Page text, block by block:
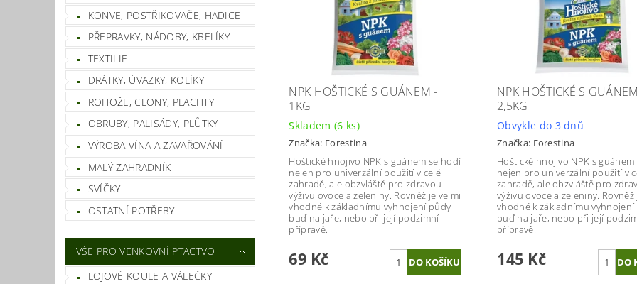
KONVE, POSTŘIKOVAČE, HADICE
PŘEPRAVKY, NÁDOBY, KBELÍKY
TEXTILIE
DRÁTKY, ÚVAZKY, KOLÍKY
ROHOŽE, CLONY, PLACHTY
OBRUBY, PALISÁDY, PLŮTKY
VÝROBA VÍNA A ZAVAŘOVÁNÍ
MALÝ ZAHRADNÍK
SVÍČKY
OSTATNÍ POTŘEBY
VŠE PRO VENKOVNÍ PTACTVO
LOJOVÉ KOULE A VÁLEČKY
NPK HOŠTICKÉ S GUÁNEM -
1KG
Skladem (6 ks)
Značka: Forestina
Hoštické hnojivo NPK s guánem se hodí
nejen pro univerzální použití v celé
zahradě, ale obzvláště pro zdravou
výživu ovoce a zeleniny. Rovněž je velmi
vhodné k základnímu vyhnojení půdy
buď na jaře, nebo při její podzimní
přípravě.
69 Kč
NPK HOŠTICKÉ S
2,5KG
Obvykle do 3 dnů
Značka: Forestina
Hoštické hnojivo NPK s
nejen pro univerzální použití v
zahradě, ale obzvláště pro
výživu ovoce a zeleniny. Rovněž
vhodné k základnímu
buď na jaře, nebo při její
přípravě.
145 Kč